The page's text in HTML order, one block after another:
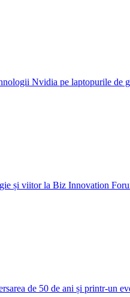
Nvidia pe laptopurile de
și viitor la Biz Innovation
de 50 de ani și printr-un